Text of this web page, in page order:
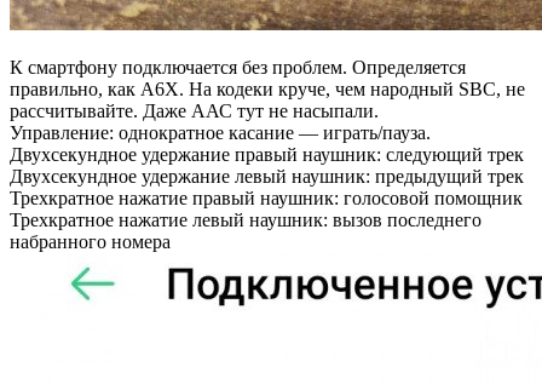
К смартфону подключается без проблем. Определяется
правильно, как A6X. На кодеки круче, чем народный SBC, не
рассчитывайте. Даже ААС тут не насыпали.
Управление: однократное касание — играть/пауза.
Двухсекундное удержание правый наушник: следующий трек
Двухсекундное удержание левый наушник: предыдущий трек
Трехкратное нажатие правый наушник: голосовой помощник
Трехкратное нажатие левый наушник: вызов последнего
набранного номера